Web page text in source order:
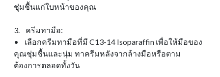
ชุ่มชื้นแก่ใบหน้าของคุณ
3. ครีมทามือ:
• เลือกครีมทามือที่มี C13-14 Isoparaffin เพื่อให้มือของ
คุณชุ่มชื้นและนุ่ม ทาครีมหลังจากล้างมือหรือตาม
ต้องการตลอดทั้งวัน